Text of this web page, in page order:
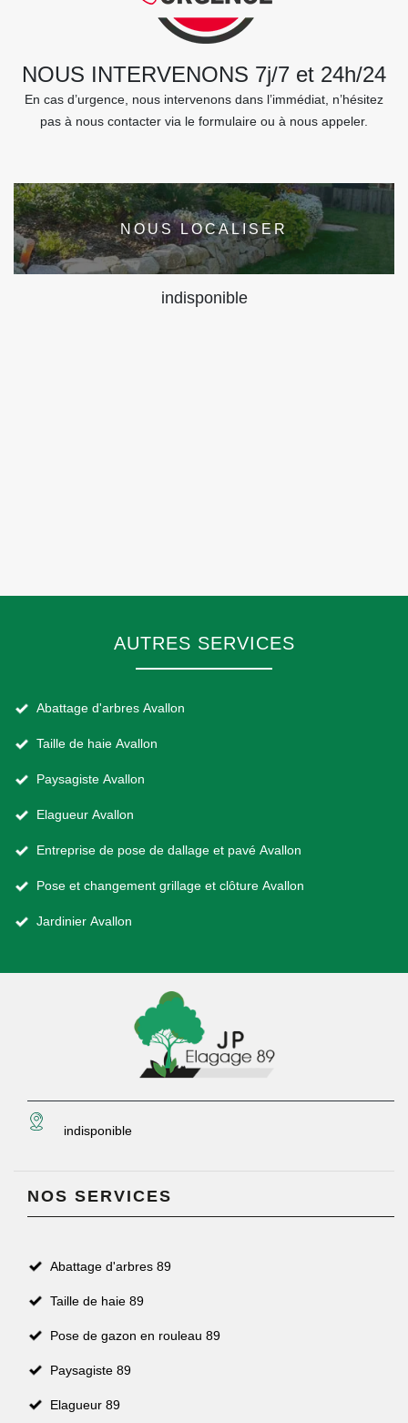
NOUS INTERVENONS 7j/7 et 24h/24
En cas d’urgence, nous intervenons dans l’immédiat, n’hésitez
pas à nous contacter via le formulaire ou à nous appeler.
NOUS LOCALISER
indisponible
AUTRES SERVICES
Abattage d'arbres Avallon
Taille de haie Avallon
Paysagiste Avallon
Elagueur Avallon
Entreprise de pose de dallage et pavé Avallon
Pose et changement grillage et clôture Avallon
Jardinier Avallon
indisponible
NOS SERVICES
Abattage d'arbres 89
Taille de haie 89
Pose de gazon en rouleau 89
Paysagiste 89
Elagueur 89